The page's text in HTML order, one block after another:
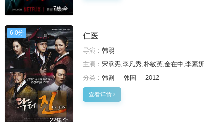
7集全
6.0分
22集全
仁医
导演： 韩熙
主演： 宋承宪,李凡秀,朴敏英,金在中,李素妍
分类： 韩剧 韩国 2012
查看详情